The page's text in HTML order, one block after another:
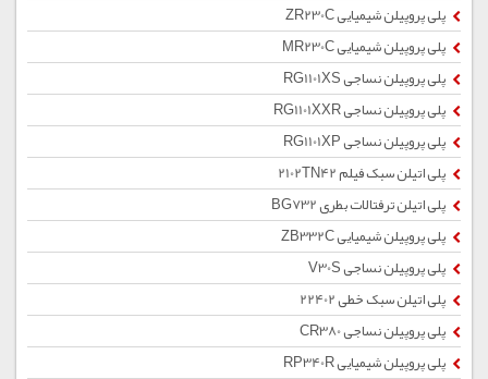
پلی پروپیلن شیمیایی ZR230C
پلی پروپیلن شیمیایی MR230C
پلی پروپیلن نساجی RG1101XS
پلی پروپیلن نساجی RG1101XXR
پلی پروپیلن نساجی RG1101XP
پلی اتیلن سبک فیلم 2102TN42
پلی اتیلن ترفتالات بطری BG732
پلی پروپیلن شیمیایی ZB332C
پلی پروپیلن نساجی V30S
پلی اتیلن سبک خطی 22402
پلی پروپیلن نساجی CR380
پلی پروپیلن شیمیایی RP340R